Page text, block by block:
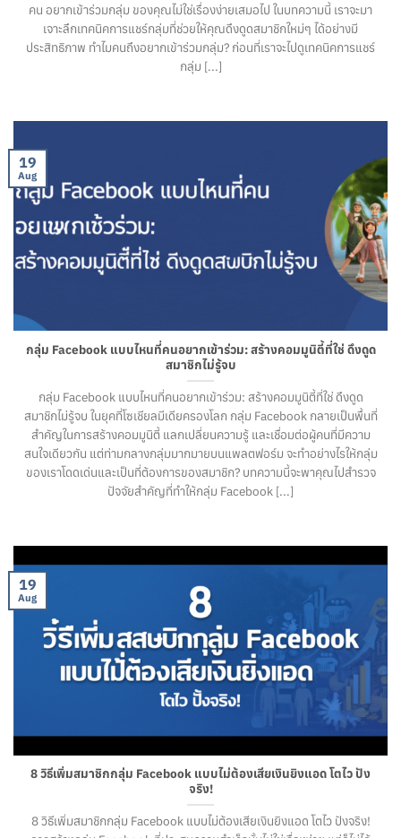
คน อยากเข้าร่วมกลุ่ม ของคุณไม่ใช่เรื่องง่ายเสมอไป ในบทความนี้ เราจะมา
เจาะลึกเทคนิคการแชร์กลุ่มที่ช่วยให้คุณดึงดูดสมาชิกใหม่ๆ ได้อย่างมี
ประสิทธิภาพ ทำไมคนถึงอยากเข้าร่วมกลุ่ม? ก่อนที่เราจะไปดูเทคนิคการแชร์
กลุ่ม [...]
กลุ่ม Facebook แบบไหนที่คนอยากเข้าร่วม: สร้างคอมมูนิตี้ที่ใช่ ดึงดูด
สมาชิกไม่รู้จบ
กลุ่ม Facebook แบบไหนที่คนอยากเข้าร่วม: สร้างคอมมูนิตี้ที่ใช่ ดึงดูด
สมาชิกไม่รู้จบ ในยุคที่โซเชียลมีเดียครองโลก กลุ่ม Facebook กลายเป็นพื้นที่
สำคัญในการสร้างคอมมูนิตี้ แลกเปลี่ยนความรู้ และเชื่อมต่อผู้คนที่มีความ
สนใจเดียวกัน แต่ท่ามกลางกลุ่มมากมายบนแพลตฟอร์ม จะทำอย่างไรให้กลุ่ม
ของเราโดดเด่นและเป็นที่ต้องการของสมาชิก? บทความนี้จะพาคุณไปสำรวจ
ปัจจัยสำคัญที่ทำให้กลุ่ม Facebook [...]
19
Aug
8 วิธีเพิ่มสมาชิกกลุ่ม Facebook แบบไม่ต้องเสียเงินยิงแอด โตไว ปัง
จริง!
8 วิธีเพิ่มสมาชิกกลุ่ม Facebook แบบไม่ต้องเสียเงินยิงแอด โตไว ปังจริง!
19
Aug